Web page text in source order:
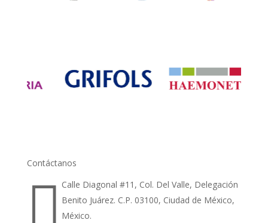
Contáctanos
 Calle Diagonal #11, Col. Del Valle, Delegación
Benito Juárez. C.P. 03100, Ciudad de México,
México.